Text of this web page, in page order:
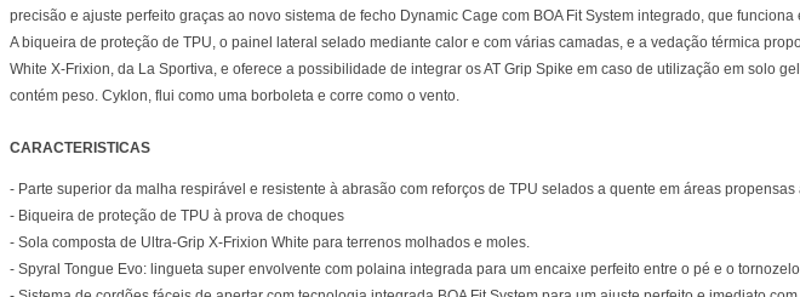
precisão e ajuste perfeito graças ao novo sistema de fecho Dynamic Cage com BOA Fit System integrado, que
A biqueira de proteção de TPU, o painel lateral selado mediante calor e com várias camadas, e a vedação térmica
White X-Frixion, da La Sportiva, e oferece a possibilidade de integrar os AT Grip Spike em caso de utilização em
contém peso. Cyklon, flui como uma borboleta e corre como o vento.
CARACTERISTICAS
- Parte superior da malha respirável e resistente à abrasão com reforços de TPU selados a quente em áreas propensas
- Biqueira de proteção de TPU à prova de choques
- Sola composta de Ultra-Grip X-Frixion White para terrenos molhados e moles.
- Spyral Tongue Evo: lingueta super envolvente com polaina integrada para um encaixe perfeito entre o pé e o